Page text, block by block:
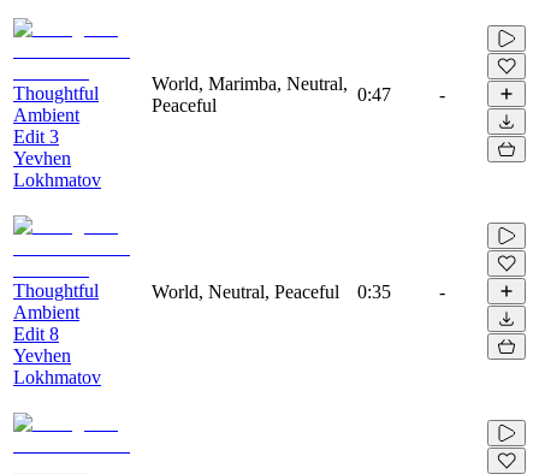
Thoughtful
Ambient
Edit 3
Yevhen
Lokhmatov
World, Marimba, Neutral,
Peaceful
0:47 -
Thoughtful
Ambient
Edit 8
Yevhen
Lokhmatov
World, Neutral, Peaceful 0:35 -